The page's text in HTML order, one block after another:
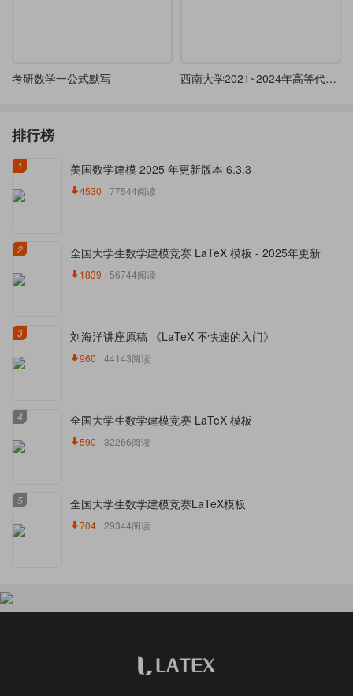
考研数学一公式默写 西南大学2021~2024年高等代数考研真题
排行榜
1 美国数学建模 2025 年更新版本 6.3.3
4530 77544阅读
2 全国大学生数学建模竞赛 LaTeX 模板 - 2025年更新
1839 56744阅读
3 刘海洋讲座原稿 《LaTeX 不快速的入门》
960 44143阅读
4 全国大学生数学建模竞赛 LaTeX 模板
590 32266阅读
5 全国大学生数学建模竞赛LaTeX模板
704 29344阅读